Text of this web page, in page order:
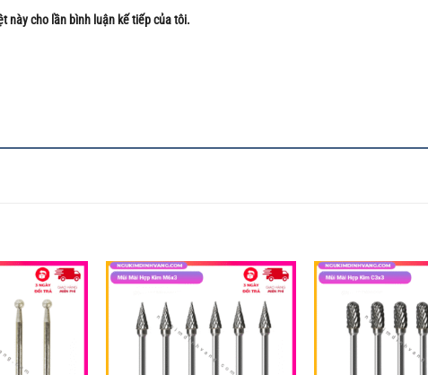
này cho lần bình luận kế tiếp của tôi.